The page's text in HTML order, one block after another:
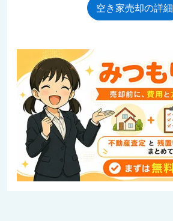
空き家売却の詳細